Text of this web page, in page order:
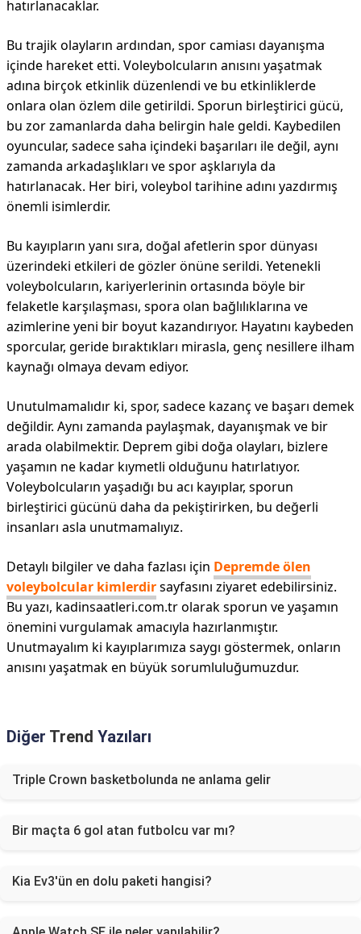
hatırlanacaklar.
Bu trajik olayların ardından, spor camiası dayanışma
içinde hareket etti. Voleybolcuların anısını yaşatmak
adına birçok etkinlik düzenlendi ve bu etkinliklerde
onlara olan özlem dile getirildi. Sporun birleştirici gücü,
bu zor zamanlarda daha belirgin hale geldi. Kaybedilen
oyuncular, sadece saha içindeki başarıları ile değil, aynı
zamanda arkadaşlıkları ve spor aşklarıyla da
hatırlanacak. Her biri, voleybol tarihine adını yazdırmış
önemli isimlerdir.
Bu kayıpların yanı sıra, doğal afetlerin spor dünyası
üzerindeki etkileri de gözler önüne serildi. Yetenekli
voleybolcuların, kariyerlerinin ortasında böyle bir
felaketle karşılaşması, spora olan bağlılıklarına ve
azimlerine yeni bir boyut kazandırıyor. Hayatını kaybeden
sporcular, geride bıraktıkları mirasla, genç nesillere ilham
kaynağı olmaya devam ediyor.
Unutulmamalıdır ki, spor, sadece kazanç ve başarı demek
değildir. Aynı zamanda paylaşmak, dayanışmak ve bir
arada olabilmektir. Deprem gibi doğa olayları, bizlere
yaşamın ne kadar kıymetli olduğunu hatırlatıyor.
Voleybolcuların yaşadığı bu acı kayıplar, sporun
birleştirici gücünü daha da pekiştirirken, bu değerli
insanları asla unutmamalıyız.
Detaylı bilgiler ve daha fazlası için Depremde ölen
voleybolcular kimlerdirsayfasını ziyaret edebilirsiniz.
Bu yazı, kadinsaatleri.com.tr olarak sporun ve yaşamın
önemini vurgulamak amacıyla hazırlanmıştır.
Unutmayalım ki kayıplarımıza saygı göstermek, onların
anısını yaşatmak en büyük sorumluluğumuzdur.
Diğer Trend Yazıları
Triple Crown basketbolunda ne anlama gelir
Bir maçta 6 gol atan futbolcu var mı?
Kia Ev3'ün en dolu paketi hangisi?